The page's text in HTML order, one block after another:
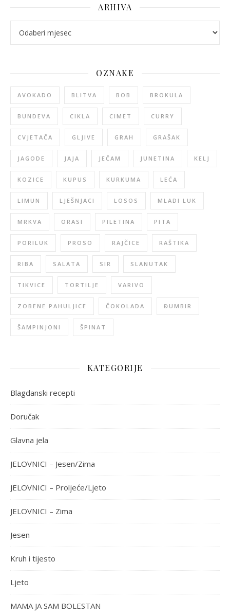
ARHIVA
OZNAKE
AVOKADO BLITVA BOB BROKULA
BUNDEVA CIKLA CIMET CURRY
CVJETAČA GLJIVE GRAH GRAŠAK
JAGODE JAJA JEČAM JUNETINA KELJ
KOZICE KUPUS KURKUMA LEĆA
LIMUN LJEŠNJACI LOSOS MLADI LUK
MRKVA ORASI PILETINA PITA
PORILUK PROSO RAJČICE RAŠTIKA
RIBA SALATA SIR SLANUTAK
TIKVICE TORTILJE VARIVO
ZOBENE PAHULJICE ČOKOLADA ĐUMBIR
ŠAMPINJONI ŠPINAT
KATEGORIJE
Blagdanski recepti
Doručak
Glavna jela
JELOVNICI – Jesen/Zima
JELOVNICI – Proljeće/Ljeto
JELOVNICI – Zima
Jesen
Kruh i tijesto
Ljeto
MAMA JA SAM BOLESTAN